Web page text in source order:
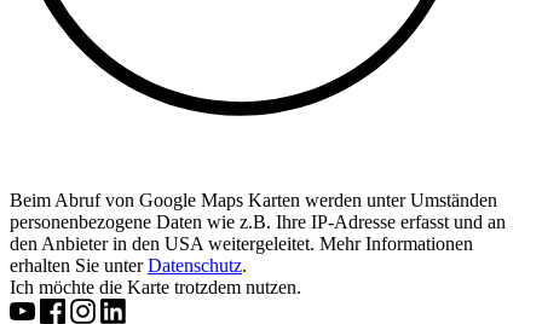
Beim Abruf von Google Maps Karten werden unter Umständen
personenbezogene Daten wie z.B. Ihre IP-Adresse erfasst und an
den Anbieter in den USA weitergeleitet. Mehr Informationen
erhalten Sie unterDatenschutz.
Ich möchte die Karte trotzdem nutzen.